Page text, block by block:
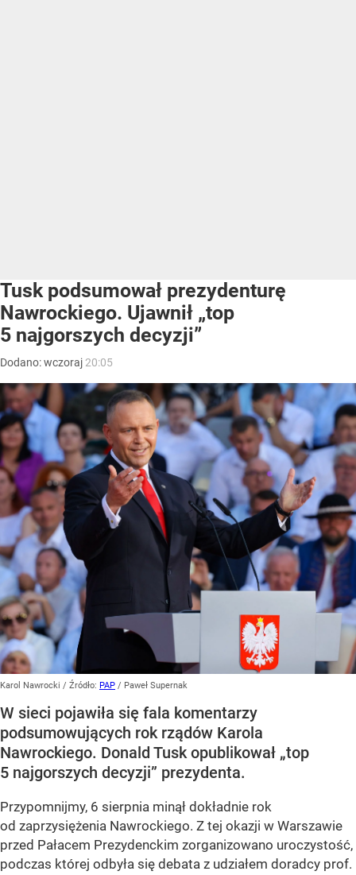
Tusk podsumował prezydenturę
Nawrockiego. Ujawnił „top
5 najgorszych decyzji”
Dodano:wczoraj 20:05
Karol Nawrocki / Źródło: PAP / Paweł Supernak
W sieci pojawiła się fala komentarzy
podsumowujących rok rządów Karola
Nawrockiego. Donald Tusk opublikował „top
5 najgorszych decyzji” prezydenta.
Przypomnijmy, 6 sierpnia minął dokładnie rok
od zaprzysiężenia Nawrockiego. Z tej okazji w Warszawie
przed Pałacem Prezydenckim zorganizowano uroczystość,
podczas której odbyła się debata z udziałem doradcy prof.